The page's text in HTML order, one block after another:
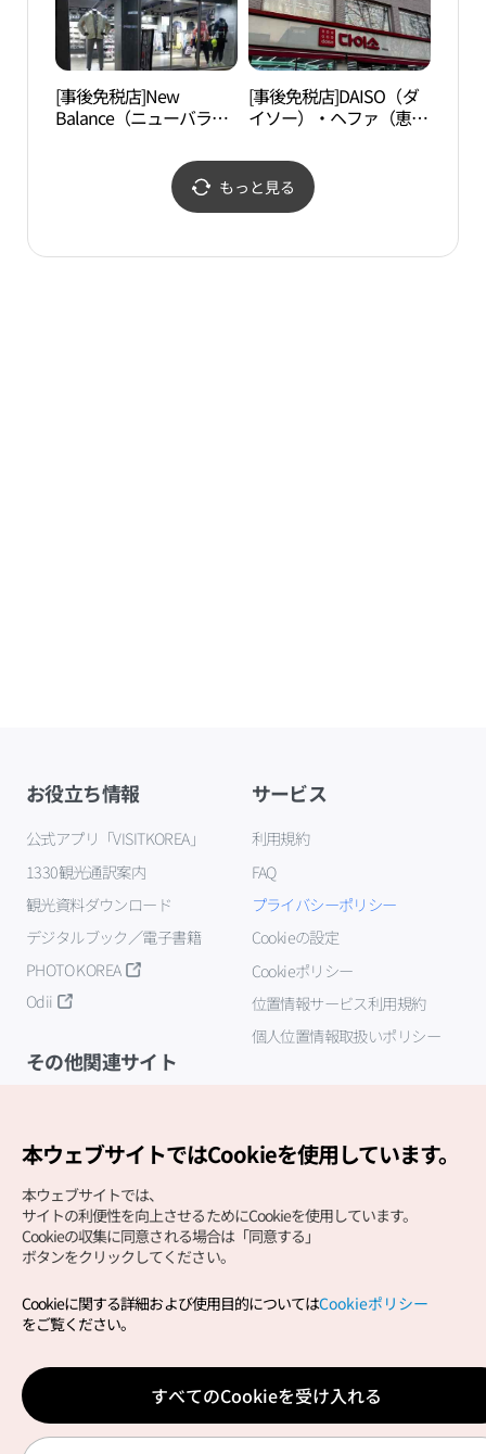
[事後免税店]New
Balance（ニューバラン
路）店(뉴발란스 대학로
[事後免税店]DAISO（ダ
イソー）・ヘファ（恵
もっと見る
お役立ち情報
公式アプリ「VISITKOREA」
1330観光通訳案内
観光資料ダウンロード
デジタルブック／電子書籍
PHOTO KOREA
Odii
サービス
利用規約
FAQ
プライバシーポリシー
Cookieの設定
Cookieポリシー
位置情報サービス利用規約
個人位置情報取扱いポリシー
その他関連サイト
Copyright (c) Korea Tourism Organization All Rights
サイトエラー報告公式メール
japanese@knto.or.kr
本ウェブサイトではCookieを使用しています。
本ウェブサイトでは、
サイトの利便性を向上させるためにCookieを使用しています。
Cookieの収集に同意される場合は「同意する」
ボタンをクリックしてください。
Cookieに関する詳細および使用目的についてはCookieポリシー
をご覧ください。
すべてのCookieを受け入れる